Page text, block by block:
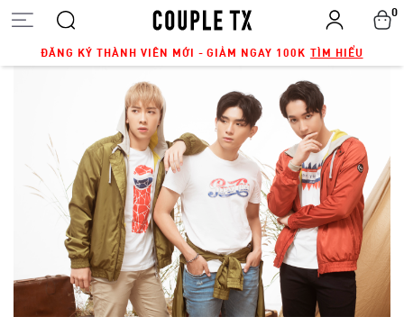
ĐĂNG KÝ THÀNH VIÊN MỚI - GIẢM NGAY 100K TÌM HIỂU
0